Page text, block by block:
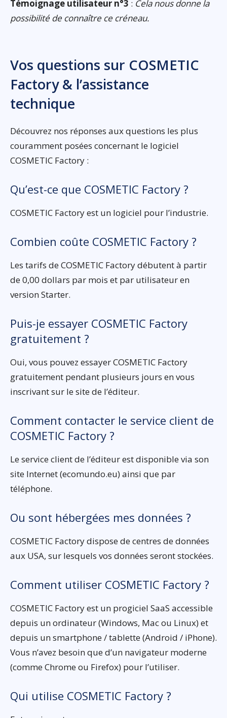
Témoignage utilisateur n°3 : Cela nous donne la
possibilité de connaître ce créneau.
Vos questions sur COSMETIC
Factory & l’assistance
technique
Découvrez nos réponses aux questions les plus
couramment posées concernant le logiciel
COSMETIC Factory :
Qu’est-ce que COSMETIC Factory ?
COSMETIC Factory est un logiciel pour l’industrie.
Combien coûte COSMETIC Factory ?
Les tarifs de COSMETIC Factory débutent à partir
de 0,00 dollars par mois et par utilisateur en
version Starter.
Puis-je essayer COSMETIC Factory
gratuitement ?
Oui, vous pouvez essayer COSMETIC Factory
gratuitement pendant plusieurs jours en vous
inscrivant sur le site de l’éditeur.
Comment contacter le service client de
COSMETIC Factory ?
Le service client de l’éditeur est disponible via son
site Internet (ecomundo.eu) ainsi que par
téléphone.
Ou sont hébergées mes données ?
COSMETIC Factory dispose de centres de données
aux USA, sur lesquels vos données seront stockées.
Comment utiliser COSMETIC Factory ?
COSMETIC Factory est un progiciel SaaS accessible
depuis un ordinateur (Windows, Mac ou Linux) et
depuis un smartphone / tablette (Android / iPhone).
Vous n’avez besoin que d’un navigateur moderne
(comme Chrome ou Firefox) pour l’utiliser.
Qui utilise COSMETIC Factory ?